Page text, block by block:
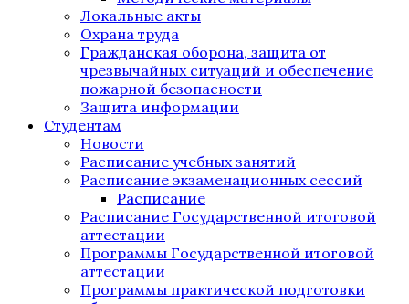
Локальные акты
Охрана труда
Гражданская оборона, защита от
чрезвычайных ситуаций и обеспечение
пожарной безопасности
Защита информации
Студентам
Новости
Расписание учебных занятий
Расписание экзаменационных сессий
Расписание
Расписание Государственной итоговой
аттестации
Программы Государственной итоговой
аттестации
Программы практической подготовки